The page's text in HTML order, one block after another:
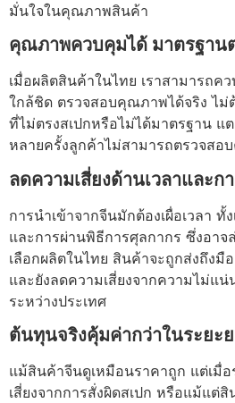
มั่นใจในคุณภาพสินค้า
คุณภาพควบคุมได้ มาตรฐาน
เมื่อผลิตสินค้าในไทย เราสามารถค
ใกล้ชิด ตรวจสอบคุณภาพได้จริง ไม่
ที่ไม่ตรงสเปกหรือไม่ได้มาตรฐาน แ
หลายครั้งลูกค้าไม่สามารถตรวจส
ลดความเสี่ยงด้านเวลาและก
การนำเข้าจากจีนมักต้องเผื่อเวลา ทั้
และการผ่านพิธีการศุลกากร ซึ่งอาจ
เลือกผลิตในไทย สินค้าจะถูกส่งถึงมื
และยังลดความเสี่ยงจากความไม่แ
ระหว่างประเทศ
ต้นทุนจริงคุ้มค่ากว่าในระยะ
แม้สินค้าจีนดูเหมือนราคาถูก แต่เมื่
เสี่ยงจากการสั่งผิดสเปก หรือแม้แต่